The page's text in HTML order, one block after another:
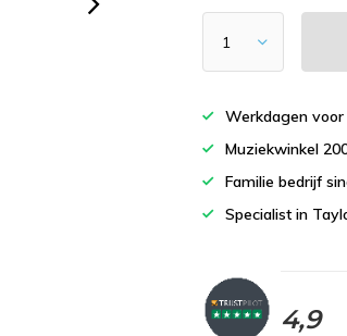
Werkdagen
Muziekwinkel
Familie bedrijf
Specialist in
4,9